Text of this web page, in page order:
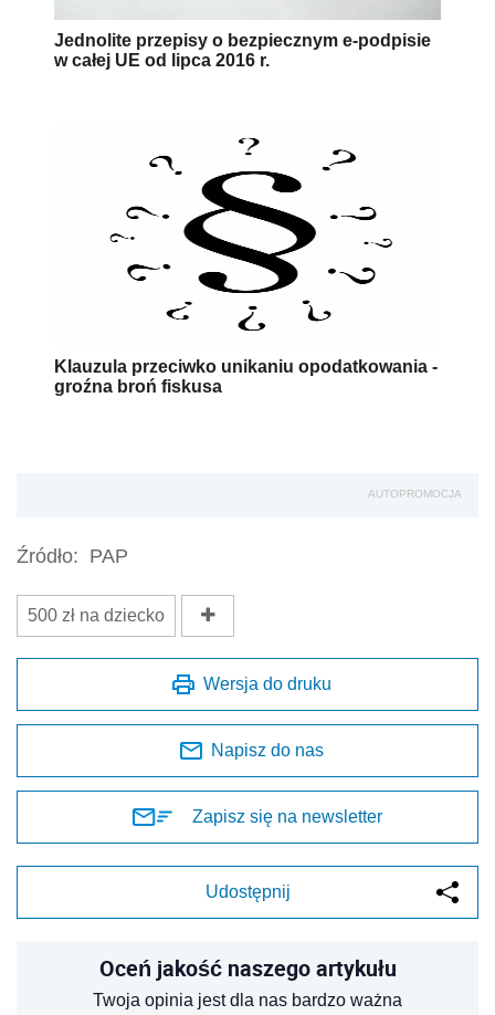
Jednolite przepisy o bezpiecznym e-podpisie
w całej UE od lipca 2016 r.
Klauzula przeciwko unikaniu opodatkowania -
groźna broń fiskusa
AUTOPROMOCJA
Źródło: PAP
500 zł na dziecko
Wersja do druku
Napisz do nas
Zapisz się na newsletter
Udostępnij
Oceń jakość naszego artykułu
Twoja opinia jest dla nas bardzo ważna